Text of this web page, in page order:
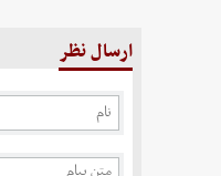
ارسال نظر